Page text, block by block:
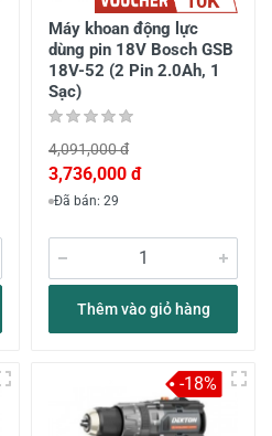
Máy khoan động lực
dùng pin 18V Bosch GSB
18V-52 (2 Pin 2.0Ah, 1
Sạc)
4,091,000 đ
3,736,000 đ
Đã bán: 29
Thêm vào giỏ hàng
-18%